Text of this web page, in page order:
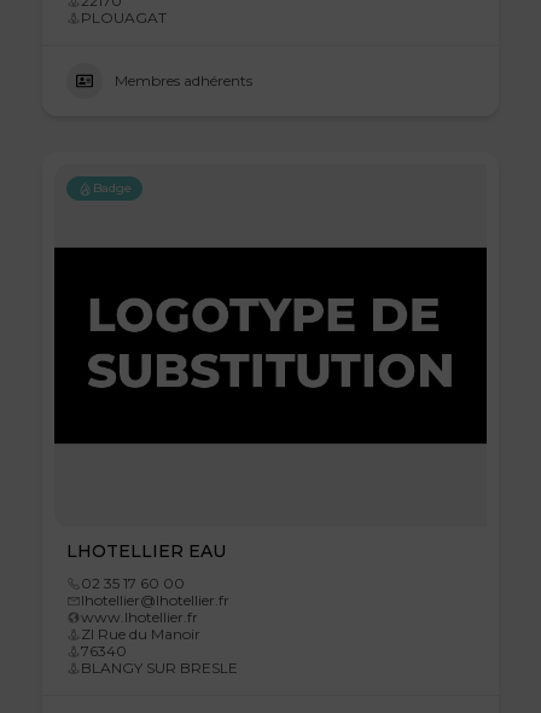
PLOUAGAT
Membres adhérents
Badge
LHOTELLIER EAU
02 35 17 60 00
lhotellier@lhotellier.fr
www.lhotellier.fr
ZI Rue du Manoir
76340
BLANGY SUR BRESLE